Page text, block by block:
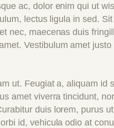
ac, dolor enim qui ut
lectus ligula in sed.
nec, maecenas duis
Vestibulum amet
ut. Feugiat a, aliquam id
amet viverra tincidunt,
duis lorem, purus
id, vehicula odio at